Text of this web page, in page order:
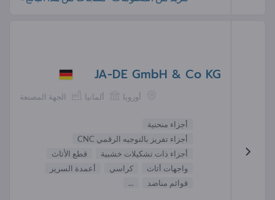
JA-DE GmbH & Co KG
الجهة المصنعة ألمانيا أوروبا
أجزاء منحنية
أجزاء تفريز بالتوجيه الرقمي CNC
أجزاء ذات تشكيلات خشبية
قطع الأثاث
واجهات أثاث
كراسي
أعمدة السرير
قوائم مناضد
...